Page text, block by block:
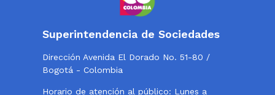
Superintendencia de Sociedades
Dirección Avenida El Dorado No. 51-80 /
Bogotá - Colombia
Horario de atención al público: Lunes a